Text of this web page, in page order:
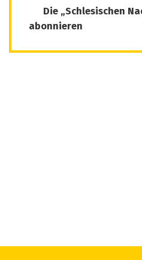
Die „Schlesischen
abonnieren